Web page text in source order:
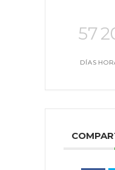
57
DÍAS